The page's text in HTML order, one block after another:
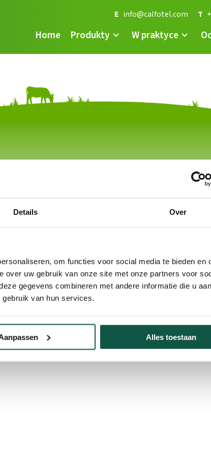
Details Over
om functies voor social media te bieden en
over uw gebruik van onze site met onze partners voor
gegevens combineren met andere informatie die u
van hun services.
Alles toestaan
E info@calfotel.com T
Home Produkty W praktyce
Informacje o CalfOTel
Aktualności
Warunki ogólne
Polityka prywatności
Metody